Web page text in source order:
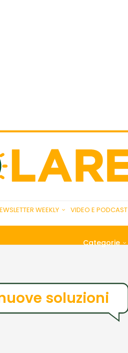
WEEKLY VIDEO E PODCAST
Categorie
soluzioni